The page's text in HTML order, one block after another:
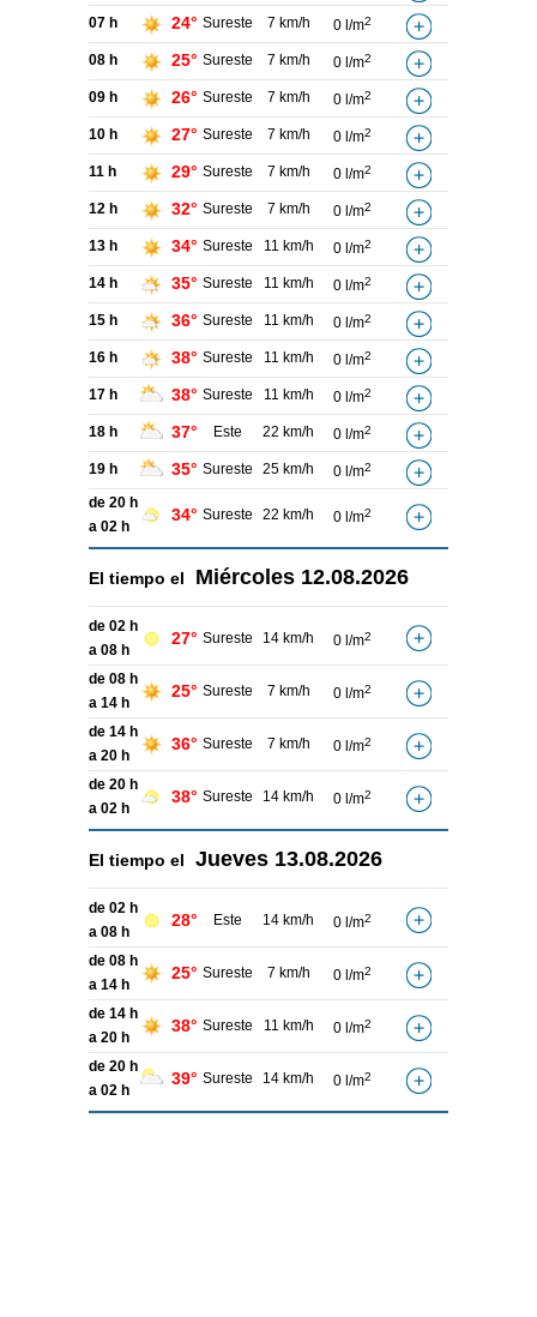
07 h 24° Sureste 7 km/h 0 l/m2
08 h 25° Sureste 7 km/h 0 l/m2
09 h 26° Sureste 7 km/h 0 l/m2
10 h 27° Sureste 7 km/h 0 l/m2
11 h 29° Sureste 7 km/h 0 l/m2
12 h 32° Sureste 7 km/h 0 l/m2
13 h 34° Sureste 11 km/h 0 l/m2
14 h 35° Sureste 11 km/h 0 l/m2
15 h 36° Sureste 11 km/h 0 l/m2
16 h 38° Sureste 11 km/h 0 l/m2
17 h 38° Sureste 11 km/h 0 l/m2
18 h 37° Este 22 km/h 0 l/m2
19 h 35° Sureste 25 km/h 0 l/m2
de 20 h
a 02 h
34° Sureste 22 km/h 0 l/m2
El tiempo el Miércoles 12.08.2026
de 02 h
a 08 h
27° Sureste 14 km/h 0 l/m2
de 08 h
a 14 h
25° Sureste 7 km/h 0 l/m2
de 14 h
a 20 h
36° Sureste 7 km/h 0 l/m2
de 20 h
a 02 h
38° Sureste 14 km/h 0 l/m2
El tiempo el Jueves 13.08.2026
de 02 h
a 08 h
28° Este 14 km/h 0 l/m2
de 08 h
a 14 h
25° Sureste 7 km/h 0 l/m2
de 14 h
a 20 h
38° Sureste 11 km/h 0 l/m2
de 20 h
a 02 h
39° Sureste 14 km/h 0 l/m2